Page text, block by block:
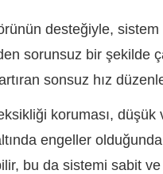
desteğiyle,
sorunsuz bir şekilde
sonsuz hız
koruması, düşük
engeller
bu da sistemi sabit